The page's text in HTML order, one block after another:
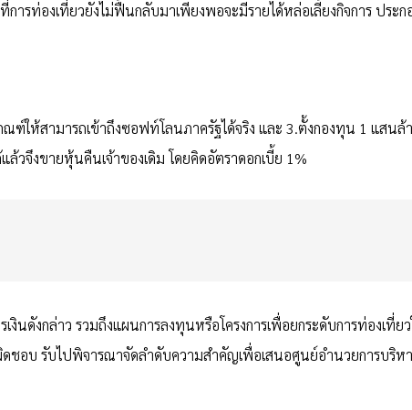
รท่องเที่ยวยังไม่ฟื้นกลับมาเพียงพอจะมีรายได้หล่อเลี้ยงกิจการ ประก
ฑ์ให้สามารถเข้าถึงซอฟท์โลนภาครัฐได้จริง และ 3.ตั้งกองทุน 1 แสนล้
ล้วจึงขายหุ้นคืนเจ้าของเดิม โดยคิดอัตราดอกเบี้ย 1%
นดังกล่าว รวมถึงแผนการลงทุนหรือโครงการเพื่อยกระดับการท่องเที่ย
บ รับไปพิจารณาจัดลำดับความสำคัญเพื่อเสนอศูนย์อำนวยการบริห